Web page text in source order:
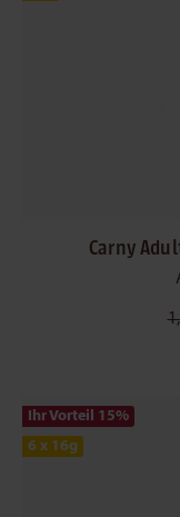
Carny
Ihr Vorteil 15%
6 x 16g